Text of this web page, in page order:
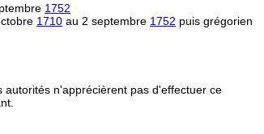
1752
1710 au 2 septembre 1752 puis grégorien
n'apprécièrent pas d'effectuer ce